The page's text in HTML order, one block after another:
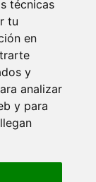
técnicas
tu
en
y
analizar
y para
Norte C.P. 08810
4476, 555 740
CENTRO,
imagenes